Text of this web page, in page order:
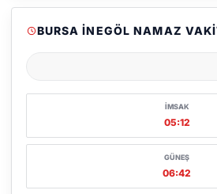
BURSA İNEGÖL NAMAZ
İMSAK
05:12
GÜNEŞ
06:42